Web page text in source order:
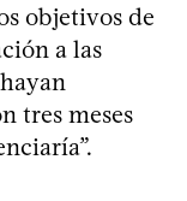
objetivos de
a las
tres meses